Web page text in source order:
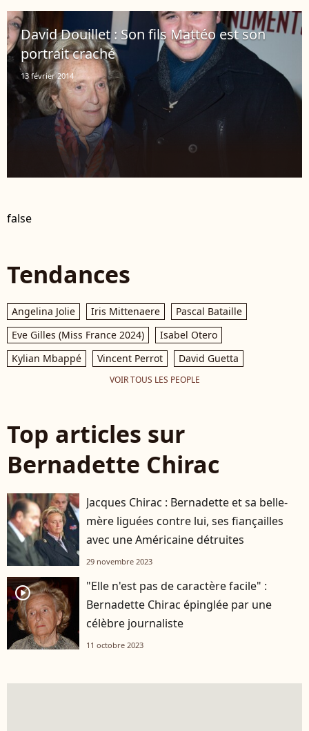
David Douillet : Son fils Mattéo est son
portrait craché
13 février 2014
false
Tendances
Angelina Jolie Iris Mittenaere
Pascal Bataille
Eve Gilles (Miss France 2024)
Isabel Otero
Kylian Mbappé
Vincent Perrot David Guetta
VOIR TOUS LES PEOPLE
Top articles sur
Bernadette Chirac
Jacques Chirac : Bernadette et sa belle-
mère liguées contre lui, ses fiançailles
avec une Américaine détruites
29 novembre 2023
player2
"Elle n'est pas de caractère facile" :
Bernadette Chirac épinglée par une
célèbre journaliste
11 octobre 2023